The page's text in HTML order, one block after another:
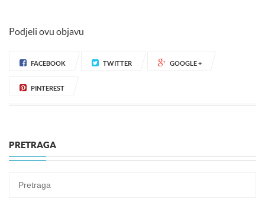
Podjeli ovu objavu
FACEBOOK TWITTER GOOGLE +
PINTEREST
PRETRAGA